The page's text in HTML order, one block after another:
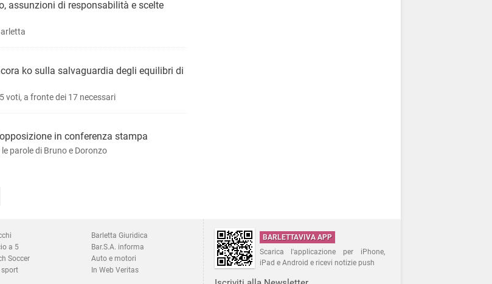
assunzioni di responsabilità e scelte
ko sulla salvaguardia degli equilibri di
voti, a fronte dei 17 necessari
in conferenza stampa
parole di Bruno e Doronzo
a 5
Soccer
Barletta Giuridica
Bar.S.A. informa
Auto e motori
In Web Veritas
BARLETTAVIVA APP
Scarica l'applicazione per iPhone,
iPad e Android e ricevi notizie push